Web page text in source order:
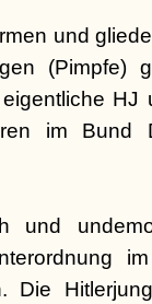
und
(Pimpfe)
HJ
im Bund
und
Die